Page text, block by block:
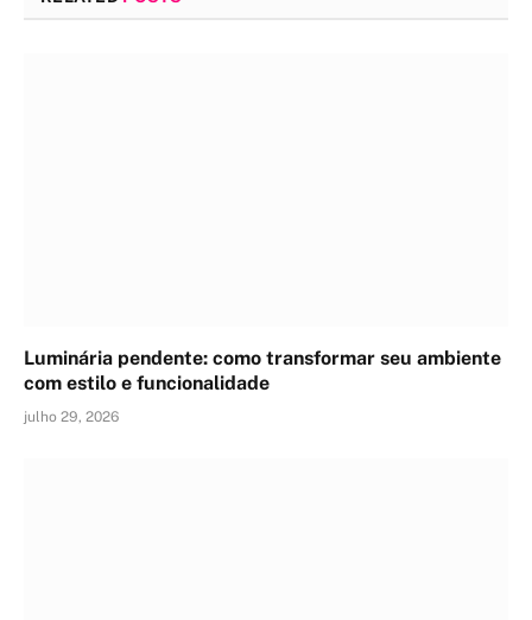
Luminária pendente: como transformar seu ambiente
com estilo e funcionalidade
julho 29, 2026